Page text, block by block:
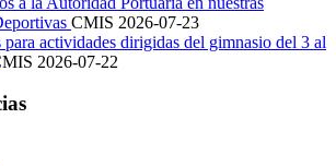
CMIS 2026-07-23
actividades dirigidas del gimnasio del 3 al
2026-07-22